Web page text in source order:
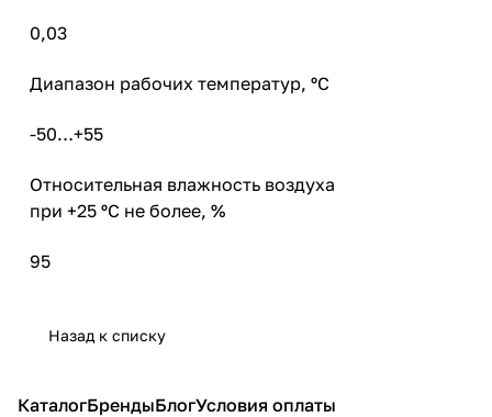
0,03
Диапазон рабочих температур, ºС
-50…+55
Относительная влажность воздуха
при +25 ºС не более, %
95
Назад к списку
КаталогБрендыБлогУсловия оплаты